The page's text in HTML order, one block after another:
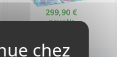
299,90 €
Disponible